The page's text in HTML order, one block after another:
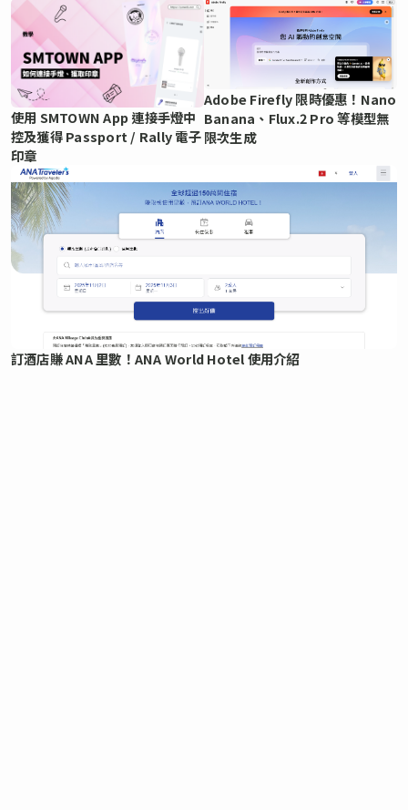
使用 SMTOWN App 連接手燈中
控及獲得 Passport / Rally 電子
印章
Adobe Firefly 限時優惠！Nano
Banana、Flux.2 Pro 等模型無
限次生成
訂酒店賺 ANA 里數！ANA World Hotel 使用介紹